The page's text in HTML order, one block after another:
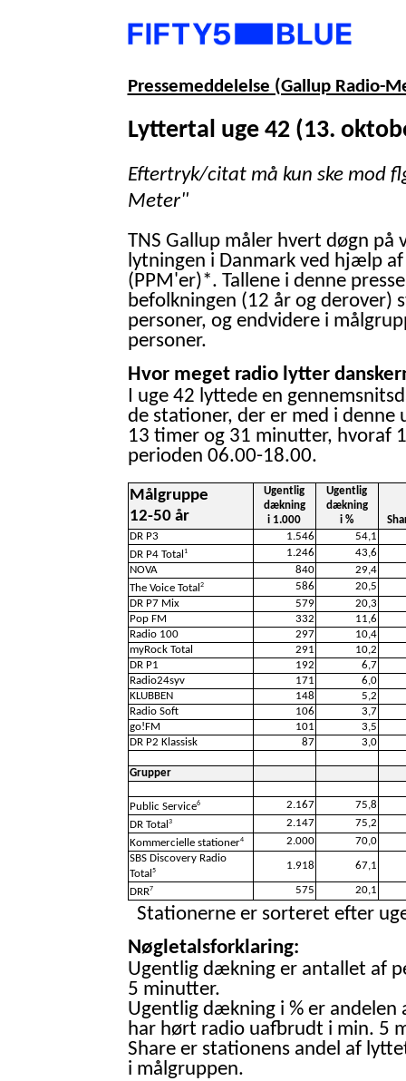
Pressemeddelelse (Gallup Radio-
Lyttertal uge 42 (13.
Eftertryk/citat må kun ske mod
Meter"
TNS Gallup måler hvert døgn på
lytningen i Danmark ved hjælp
(PPM'er)*. Tallene i denne
befolkningen (12 år og derover)
personer, og endvidere i
personer.
Hvor meget radio lytter
I uge 42 lyttede en
de stationer, der er med i denne
13 timer og 31 minutter, hvoraf
perioden 06.00-18.00.
Målgruppe
12-50 år
Ugentlig
dækning
i 1.000
Ugentlig
dækning
i %
DR P3
1.546
54,1
DR P4 Total 1 1.246
43,6
NOVA
840
29,4
The Voice Total 2 586
20,5
DR P7 Mix
579
20,3
Pop FM
332
11,6
Radio 100
297
10,4
myRock Total
291
10,2
DR P1
192
6,7
Radio24syv
171
6,0
KLUBBEN
148
5,2
Radio Soft
106
3,7
go!FM
101
3,5
DR P2 Klassisk
87 3,0
Grupper
Public Service6 2.167
75,8
DR Total 3 2.147
75,2
Kommercielle stationer4 2.000
70,0
SBS Discovery Radio
Total 5 1.918 67,1
DRR7 575 20,1
Stationerne er sorteret efter
Nøgletalsforklaring:
Ugentlig dækning er antallet af
5 minutter.
Ugentlig dækning i % er
har hørt radio uafbrudt i min. 5
Share er stationens andel af
i målgruppen.